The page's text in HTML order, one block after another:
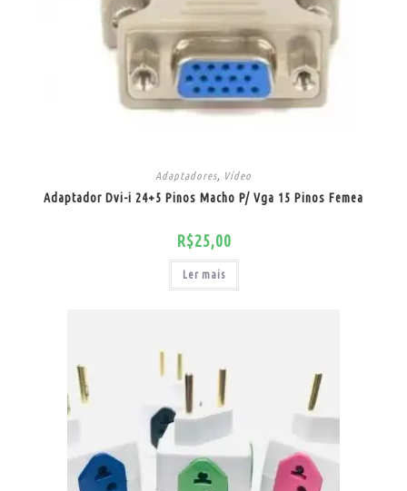
Adaptadores, Vídeo
Adaptador Dvi-i 24+5 Pinos Macho P/ Vga 15 Pinos Femea
R$25,00
Ler mais